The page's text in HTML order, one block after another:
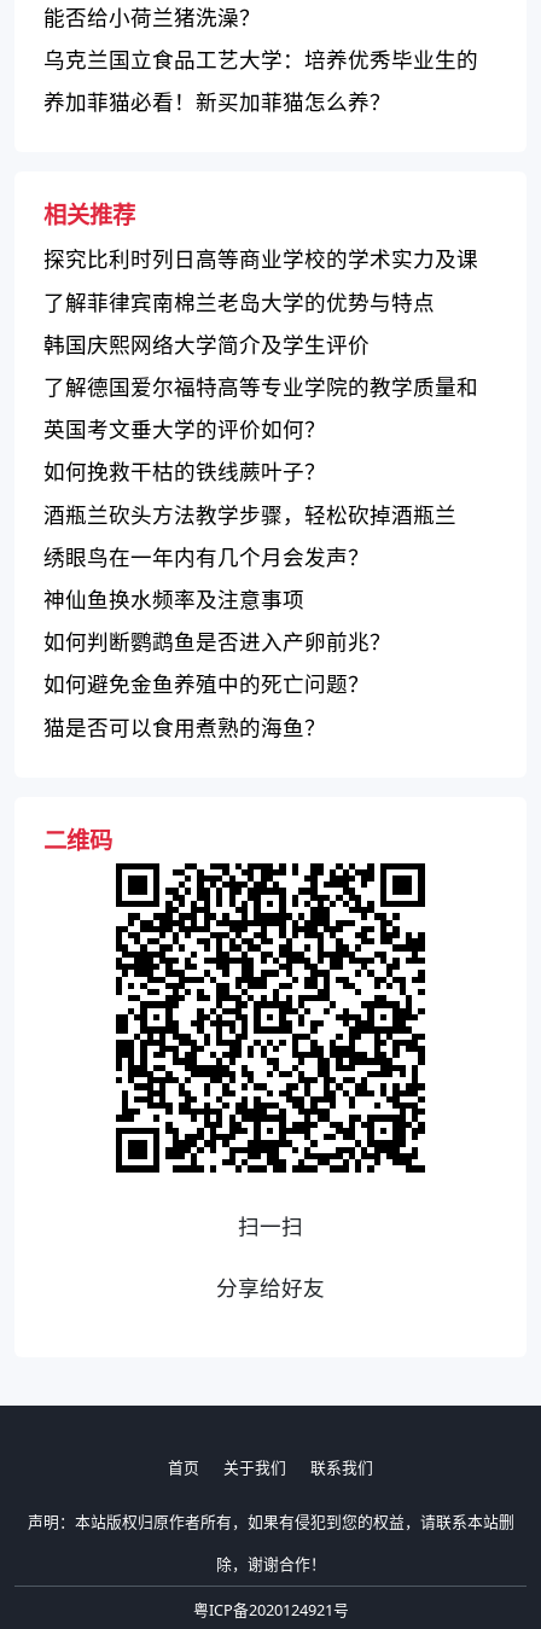
誉
能否给小荷兰猪洗澡？
乌克兰国立食品工艺大学：培养优秀毕业生的
高声誉大学
养加菲猫必看！新买加菲猫怎么养？
相关推荐
探究比利时列日高等商业学校的学术实力及课
程设置
了解菲律宾南棉兰老岛大学的优势与特点
韩国庆熙网络大学简介及学生评价
了解德国爱尔福特高等专业学院的教学质量和
评价
英国考文垂大学的评价如何？
如何挽救干枯的铁线蕨叶子？
酒瓶兰砍头方法教学步骤，轻松砍掉酒瓶兰
绣眼鸟在一年内有几个月会发声？
神仙鱼换水频率及注意事项
如何判断鹦鹉鱼是否进入产卵前兆？
如何避免金鱼养殖中的死亡问题？
猫是否可以食用煮熟的海鱼？
二维码
扫一扫
分享给好友
首页 关于我们 联系我们
声明：本站版权归原作者所有，如果有侵犯到您的权益，请联系本站删
除，谢谢合作！
粤ICP备2020124921号